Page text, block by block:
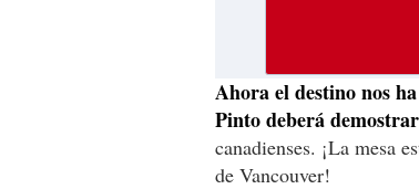
Ahora el destino nos
Pinto deberá
canadienses. ¡La mesa
de Vancouver!